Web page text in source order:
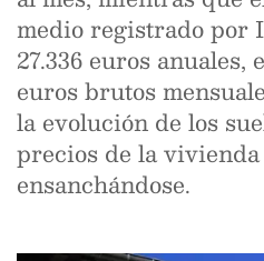
medio registrado por
27.336 euros anuales,
euros brutos
la evolución de los
precios de la
ensanchándose.